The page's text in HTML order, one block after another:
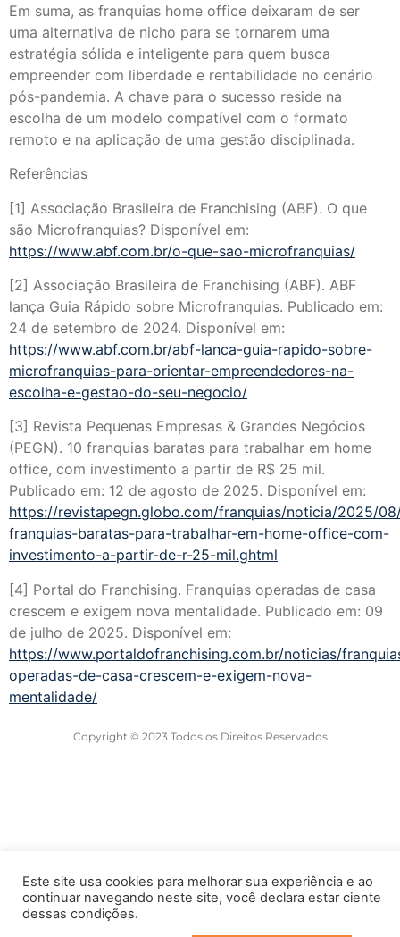
Em suma, as franquias home office deixaram de ser
uma alternativa de nicho para se tornarem uma
estratégia sólida e inteligente para quem busca
empreender com liberdade e rentabilidade no cenário
pós-pandemia. A chave para o sucesso reside na
escolha de um modelo compatível com o formato
remoto e na aplicação de uma gestão disciplinada.
Referências
[1] Associação Brasileira de Franchising (ABF). O que
são Microfranquias? Disponível em:
https://www.abf.com.br/o-que-sao-microfranquias/
[2] Associação Brasileira de Franchising (ABF). ABF
lança Guia Rápido sobre Microfranquias. Publicado em:
24 de setembro de 2024. Disponível em:
https://www.abf.com.br/abf-lanca-guia-rapido-sobre-
microfranquias-para-orientar-empreendedores-na-
escolha-e-gestao-do-seu-negocio/
[3] Revista Pequenas Empresas & Grandes Negócios
(PEGN). 10 franquias baratas para trabalhar em home
office, com investimento a partir de R$ 25 mil.
Publicado em: 12 de agosto de 2025. Disponível em:
https://revistapegn.globo.com/franquias/noticia/2025/
franquias-baratas-para-trabalhar-em-home-office-com-
investimento-a-partir-de-r-25-mil.ghtml
[4] Portal do Franchising. Franquias operadas de casa
crescem e exigem nova mentalidade. Publicado em: 09
de julho de 2025. Disponível em:
https://www.portaldofranchising.com.br/noticias/
operadas-de-casa-crescem-e-exigem-nova-
mentalidade/
Copyright © 2023 Todos os Direitos Reservados
Este site usa cookies para melhorar sua experiência e ao
continuar navegando neste site, você declara estar ciente
dessas condições.